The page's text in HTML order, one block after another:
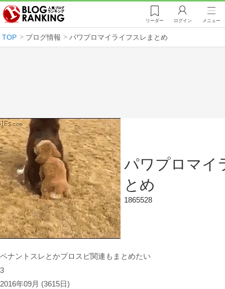
リーダー ログイン メニュー
TOP ブログ情報 パワプロマイライフスレまとめ
パワプロマイ
とめ
1865528
ペナントスレとかプロスピ関連もまとめたい
3
2016年09月 (3615日)